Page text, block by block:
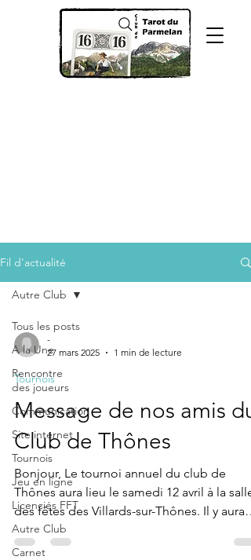
Fil d'actualité
Tous les posts
A la Une
Rencontre
des joueurs
Communication
Site internet
Tournois
Jeu en ligne
Licenciés FFT
Autre Club
Carnet
Autre Club
-
27 mars 2025
1 min de lecture
Tournois
Message de nos amis du
Club de Thônes
Bonjour, Le tournoi annuel du club de
Thônes aura lieu le samedi 12 avril à la salle
des fêtes des Villards-sur-Thônes. Il y aura
un...